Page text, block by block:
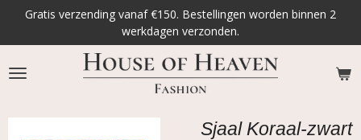
naar
de
hoofdinhoud
Gratis verzending vanaf €150. Bestellingen worden binnen 2
werkdagen verzonden.
Sjaal Koraal-zwart